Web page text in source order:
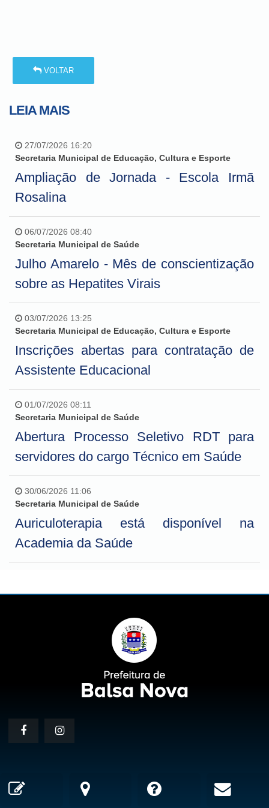
VOLTAR
LEIA MAIS
27/07/2026 16:20
Secretaria Municipal de Educação, Cultura e Esporte
Ampliação de Jornada - Escola Irmã
Rosalina
06/07/2026 08:40
Secretaria Municipal de Saúde
Julho Amarelo - Mês de conscientização
sobre as Hepatites Virais
03/07/2026 13:25
Secretaria Municipal de Educação, Cultura e Esporte
Inscrições abertas para contratação de
Assistente Educacional
01/07/2026 08:11
Secretaria Municipal de Saúde
Abertura Processo Seletivo RDT para
servidores do cargo Técnico em Saúde
30/06/2026 11:06
Secretaria Municipal de Saúde
Auriculoterapia está disponível na
Academia da Saúde